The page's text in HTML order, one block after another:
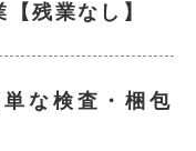
残業なし】
な検査・梱包